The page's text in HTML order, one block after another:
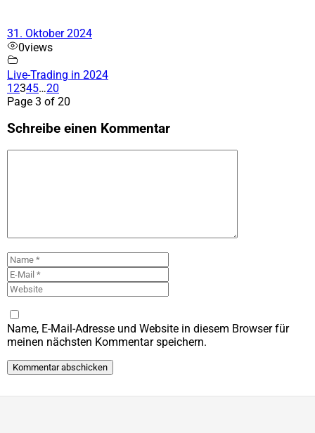
31. Oktober 2024
0views
Live-Trading in 2024
12345…20
Page 3 of 20
Schreibe einen Kommentar
Name
Mail
Name, E-Mail-Adresse und Website in diesem Browser für
meinen nächsten Kommentar speichern.